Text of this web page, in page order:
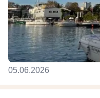
05.06.2026